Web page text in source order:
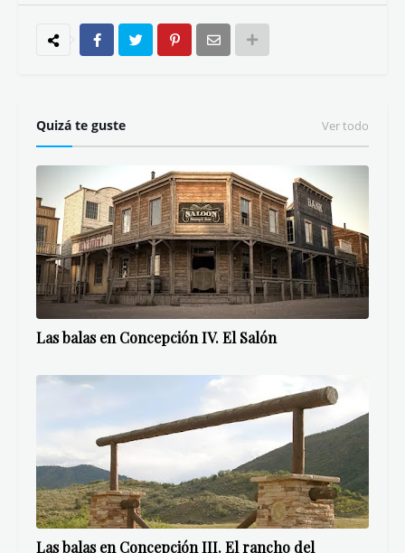
Quizá te guste Ver todo
Las balas en Concepción IV. El Salón
Las balas en Concepción III. El rancho del